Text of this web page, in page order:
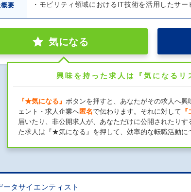
要 ・モビリティ領域におけるIT技術を活用したサ
気になる
興味を持った求人は『気になるリ
『★気になる』 ボタンを押すと、あなたがその求人へ
ェント・求人企業へ匿名で伝わります。それに対して
届いたり、非公開求人が、あなただけに公開されたり
た求人は『★気になる』を押して、効率的な転職活動に
ータサイエンティスト